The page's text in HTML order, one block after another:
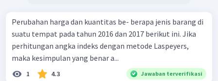
Perubahan harga dan kuantitas be- berapa jenis barang di
suatu tempat pada tahun 2016 dan 2017 berikut ini. Jika
perhitungan angka indeks dengan metode Laspeyers,
maka kesimpulan yang benar a...
1 4.3 Jawaban terverifikasi